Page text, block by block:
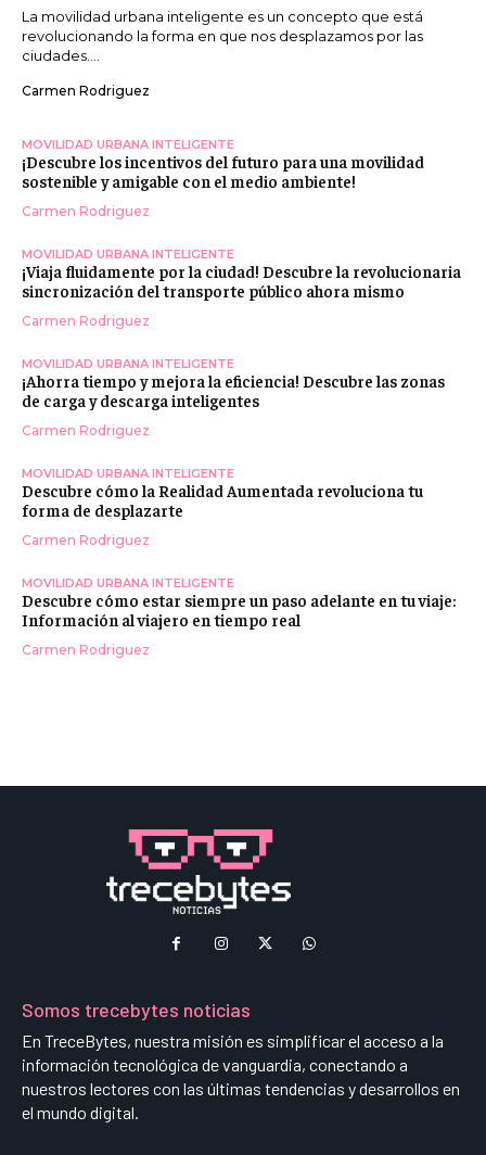
La movilidad urbana inteligente es un concepto que está
revolucionando la forma en que nos desplazamos por las
ciudades....
Carmen Rodriguez
MOVILIDAD URBANA INTELIGENTE
¡Descubre los incentivos del futuro para una movilidad
sostenible y amigable con el medio ambiente!
Carmen Rodriguez
MOVILIDAD URBANA INTELIGENTE
¡Viaja fluidamente por la ciudad! Descubre la revolucionaria
sincronización del transporte público ahora mismo
Carmen Rodriguez
MOVILIDAD URBANA INTELIGENTE
¡Ahorra tiempo y mejora la eficiencia! Descubre las zonas
de carga y descarga inteligentes
Carmen Rodriguez
MOVILIDAD URBANA INTELIGENTE
Descubre cómo la Realidad Aumentada revoluciona tu
forma de desplazarte
Carmen Rodriguez
MOVILIDAD URBANA INTELIGENTE
Descubre cómo estar siempre un paso adelante en tu viaje:
Información al viajero en tiempo real
Carmen Rodriguez
Somos trecebytes noticias
En TreceBytes, nuestra misión es simplificar el acceso a la
información tecnológica de vanguardia, conectando a
nuestros lectores con las últimas tendencias y desarrollos en
el mundo digital.